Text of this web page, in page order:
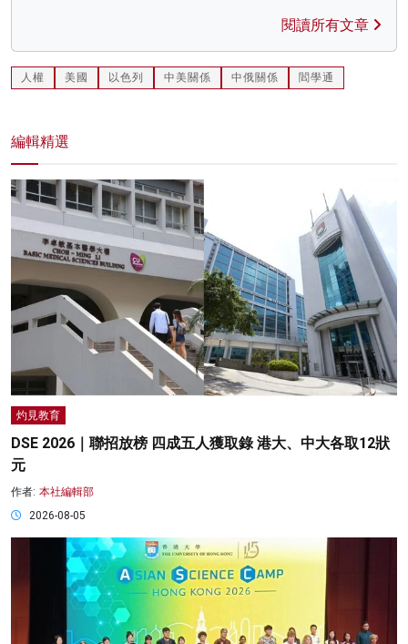
閱讀所有文章
人權 美國 以色列 中美關係 中俄關係 閻學通
編輯精選
灼見教育
DSE 2026｜聯招放榜 四成五人獲取錄 港大、中大各取12狀
元
作者: 本社編輯部
2026-08-05